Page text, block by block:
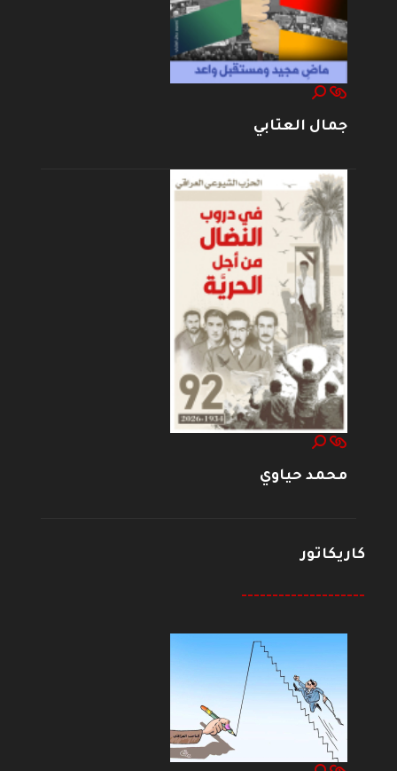
جمال العتابي
محمد حياوي
كاريكاتور
--------------------